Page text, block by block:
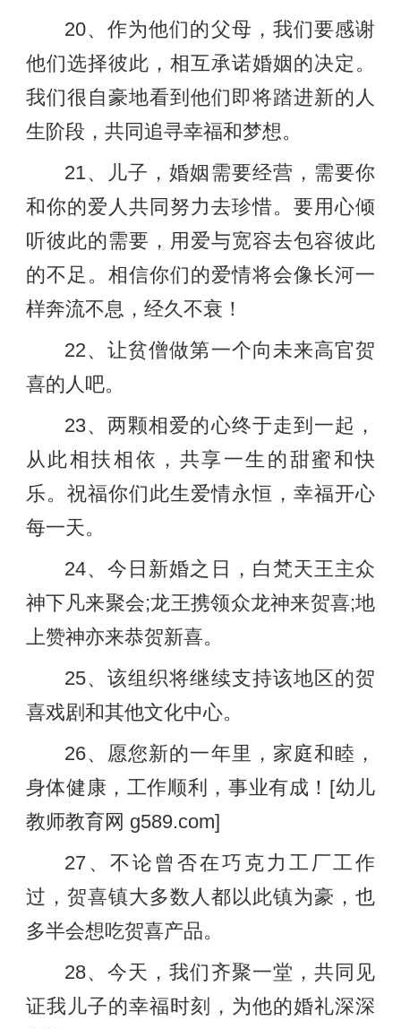
20、作为他们的父母，我们要感谢
他们选择彼此，相互承诺婚姻的决定。
我们很自豪地看到他们即将踏进新的人
生阶段，共同追寻幸福和梦想。
21、儿子，婚姻需要经营，需要你
和你的爱人共同努力去珍惜。要用心倾
听彼此的需要，用爱与宽容去包容彼此
的不足。相信你们的爱情将会像长河一
样奔流不息，经久不衰！
22、让贫僧做第一个向未来高官贺
喜的人吧。
23、两颗相爱的心终于走到一起，
从此相扶相依，共享一生的甜蜜和快
乐。祝福你们此生爱情永恒，幸福开心
每一天。
24、今日新婚之日，白梵天王主众
神下凡来聚会;龙王携领众龙神来贺喜;地
上赞神亦来恭贺新喜。
25、该组织将继续支持该地区的贺
喜戏剧和其他文化中心。
26、愿您新的一年里，家庭和睦，
身体健康，工作顺利，事业有成！[幼儿
教师教育网 g589.com]
27、不论曾否在巧克力工厂工作
过，贺喜镇大多数人都以此镇为豪，也
多半会想吃贺喜产品。
28、今天，我们齐聚一堂，共同见
证我儿子的幸福时刻，为他的婚礼深深